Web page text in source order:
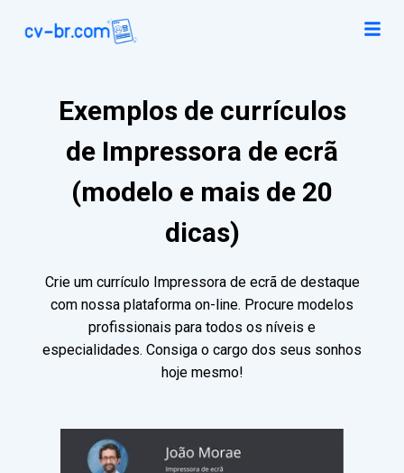
Exemplos de currículos
de Impressora de ecrã
(modelo e mais de 20
dicas)
Crie um currículo Impressora de ecrã de destaque
com nossa plataforma on-line. Procure modelos
profissionais para todos os níveis e
especialidades. Consiga o cargo dos seus sonhos
hoje mesmo!